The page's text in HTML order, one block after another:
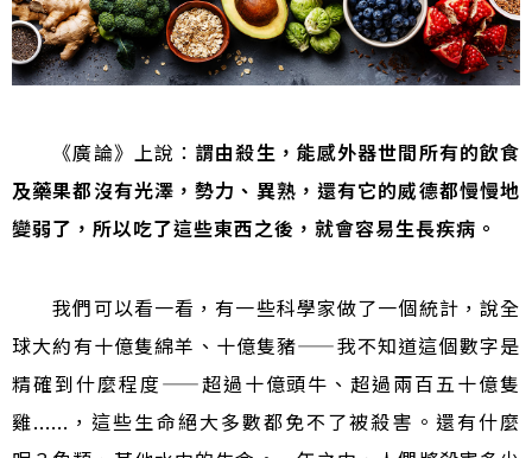
《廣論》上說： 謂由殺生，能感外器世間所有的飲食
及藥果都沒有光澤，勢力、異熟，還有它的威德都慢慢地
變弱了，所以吃了這些東西之後，就會容易生長疾病。
我們可以看一看，有一些科學家做了一個統計，說全
球大約有十億隻綿羊、十億隻豬——我不知道這個數字是
精確到什麼程度——超過十億頭牛、超過兩百五十億隻
雞......，這些生命絕大多數都免不了被殺害。還有什麼